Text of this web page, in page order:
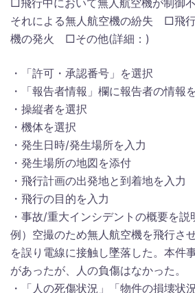
□飛行中において無人航空機が制御
それによる無人航空機の紛失 □飛
機の発火 □その他(詳細：)
・「許可・承認番号」を選択
・「報告者情報」欄に報告者の情報
・操縦者を選択
・機体を選択
・発生日時/発生場所を入力
・発生場所の地図を添付
・飛行計画の出発地と到着地を入力
・飛行の目的を入力
・事故/重大インシデントの概要を説
例）空撮のため無人航空機を飛行さ
を誤り電線に接触し墜落した。本件
があったが、人の負傷はなかった。
・「人の死傷状況」「物件の損壊状